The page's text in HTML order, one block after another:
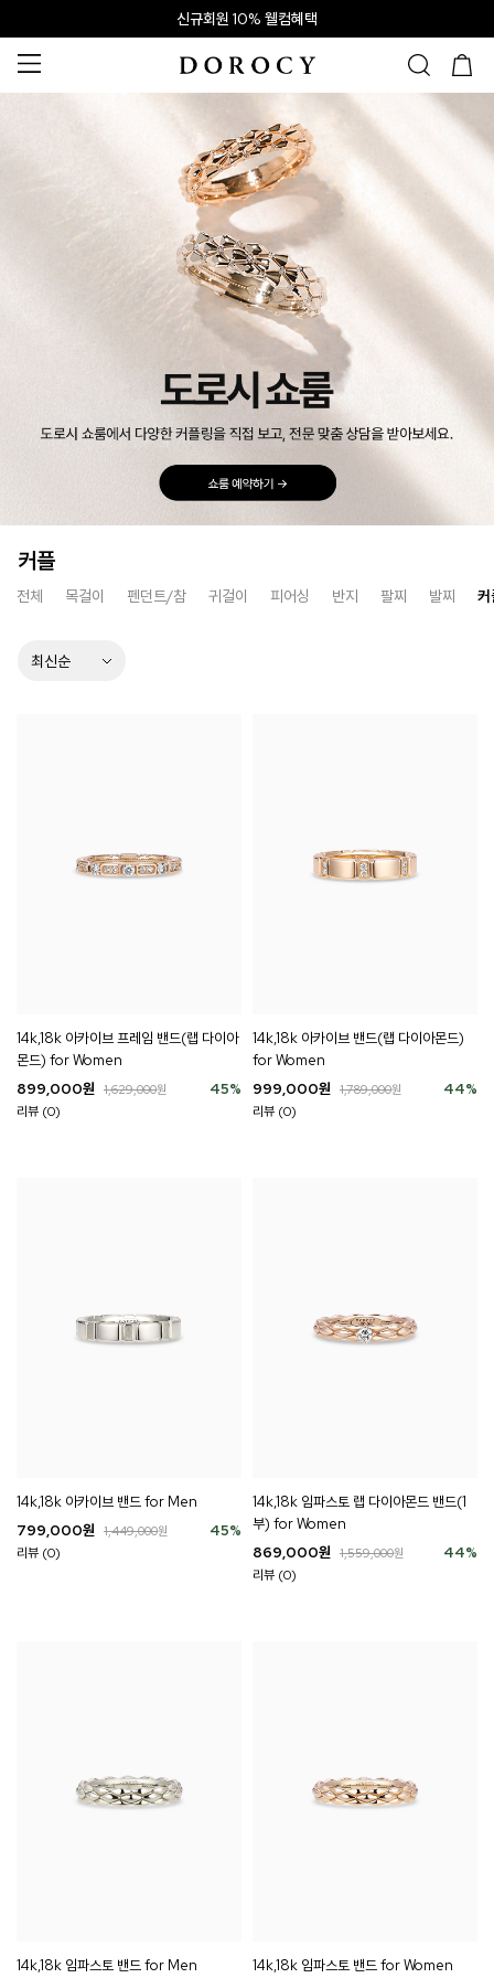
신규회원 10% 웰컴혜택
커플
전체 목걸이 펜던트/참 귀걸이 피어싱 반지 팔찌 발찌 커
14k,18k 아카이브 프레임 밴드(랩 다이아
몬드) for Women
45%
899,000원 1,629,000원
리뷰 (0)
14k,18k 아카이브 밴드(랩 다이아몬드)
for Women
44%
999,000원 1,789,000원
리뷰 (0)
14k,18k 아카이브 밴드 for Men
45%
799,000원 1,449,000원
리뷰 (0)
14k,18k 임파스토 랩 다이아몬드 밴드(1
부) for Women
44%
869,000원 1,559,000원
리뷰 (0)
14k,18k 임파스토 밴드 for Men 14k,18k 임파스토 밴드 for Women